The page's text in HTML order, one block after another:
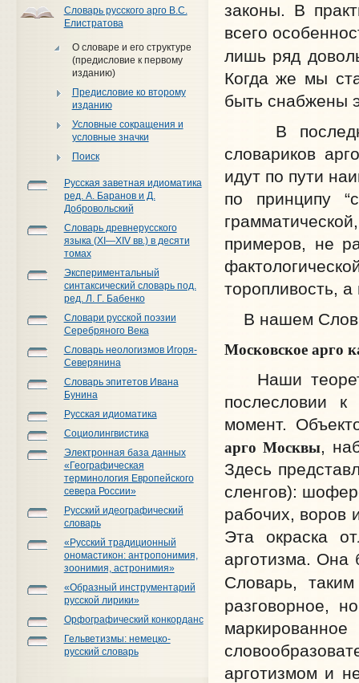
Словарь русского арго В.С.
Елистратова
О словаре и его структуре
(предисловие к первому
изданию)
Предисловие ко второму
изданию
Условные сокращения и
условные значки
Поиск
Русская заветная идиоматика
ред. А. Баранов и Д.
Добровольский
Словарь древнерусского
языка (XI—XIV вв.) в десяти
томах
Экспериментальный
синтаксический словарь под.
ред. Л. Г. Бабенко
Словари русской поэзии
Серебряного Века
Словарь неологизмов Игоря-
Северянина
Словарь эпитетов Ивана
Бунина
Русская идиоматика
Социолингвистика
Электронная база данных
«Географическая
терминология Европейского
севера России»
Русский идеографический
словарь
«Русский традиционный
ономастикон: антропонимия,
зоонимия, астронимия»
«Образный инструментарий
русской лирики»
Орфографический конкорданс
Гельветизмы: немецко-
русский словарь
законы. В
всего
лишь ряд
Когда же мы
быть снабжены
В
словариков
идут по пути
по принципу
примеров, не
торопливость, а
В нашем
Московское арго
Наши
послесловии
момент.
арго Москвы,
Здесь
сленгов):
рабочих, воров
Эта окраска
арготизма. Она
Словарь,
разговорное,
арготизмом и